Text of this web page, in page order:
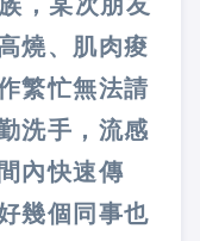
燒、肌肉痠
繁忙無法請
洗手，流感
內快速傳
幾個同事也